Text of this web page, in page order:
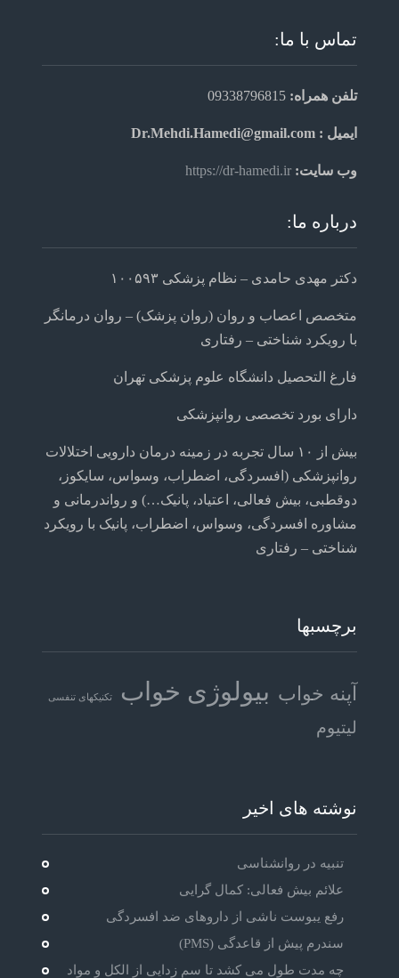
تماس با ما:
تلفن همراه: 09338796815
ایمیل : Dr.Mehdi.Hamedi@gmail.com
وب سایت: https://dr-hamedi.ir
درباره ما:
دکتر مهدی حامدی – نظام پزشکی ۱۰۰۵۹۳
متخصص اعصاب و روان (روان پزشک) – روان درمانگر
با رویکرد شناختی – رفتاری
فارغ التحصیل دانشگاه علوم پزشکی تهران
دارای بورد تخصصی روانپزشکی
بیش از ۱۰ سال تجربه در زمینه درمان دارویی اختلالات
روانپزشکی (افسردگی، اضطراب، وسواس، سایکوز،
دوقطبی، بیش فعالی، اعتیاد، پانیک…) و رواندرمانی و
مشاوره افسردگی، وسواس، اضطراب، پانیک با رویکرد
شناختی – رفتاری
برچسبها
آپنه خواب بیولوژی خواب تکنیکهای تنفسی
لیتیوم
نوشته های اخیر
تنبیه در روانشناسی
علائم بیش فعالی: کمال گرایی
رفع یبوست ناشی از داروهای ضد افسردگی
سندرم پیش از قاعدگی (PMS)
چه مدت طول می کشد تا سم زدایی از الکل و مواد